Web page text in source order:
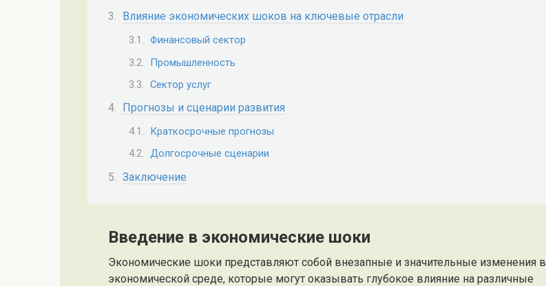
Влияние экономических шоков на ключевые отрасли
Финансовый сектор
Промышленность
Сектор услуг
Прогнозы и сценарии развития
Краткосрочные прогнозы
Долгосрочные сценарии
Заключение
Введение в экономические шоки
Экономические шоки представляют собой внезапные и значительные изменения в
экономической среде, которые могут оказывать глубокое влияние на различные